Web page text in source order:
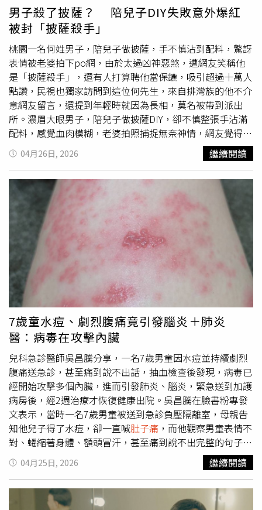
男子殺了披薩？ 陪兒子DIY失敗意外爆紅
被封「披薩殺手」
桃園一名何姓男子，陪兒子做披薩，手不慎沾到配料，驚訝
表情被老婆拍下po網，由於太過凶神惡煞，遭網友笑稱他
是「披薩殺手」，還有人打算聘他當保鑣，吸引超過十萬人
點讚，民視也獨家訪問到這位何先生，來自排灣族的他不介
意網友留言，還提到年輕時就因為長相，莫名被帶到派出
所。濃眉大眼男子，陪兒子做披薩DIY，卻不慎整張手沾滿
配料，感覺血肉模糊，老婆拍照捕捉無奈神情，網友覺得超
好笑，留言說你像是要把披薩殺了，是剛殺了一個披薩嗎？
還kuso說殺了披薩不能殺我喔。"披薩大叔"何孟家：「要
壓披薩，結果我先把佐料放上去了，（壓完再放）對是壓完
再放，（披薩還能吃嗎）我吃了呵呵。」親子日常意外爆
紅，吸引超過10萬人按讚，海量留言讓人笑到肚子痛 ，說為
何看到照片直發冷汗？能理解跟你在一起的安全感。桃園一
名何姓男子，陪兒子做披薩，手不慎沾到配料，驚訝表情被
老婆拍下po網，由於太過凶神惡煞，遭網友笑稱他是「披
薩殺手」。（圖／翻攝當事人社群）下次小孩遭霸凌，可以
聘請你站在我身旁嗎？甚至有人搭配手勢，是八百萬就會放
人媽？眼睛大大的比鬼王鍾馗更鍾馗，何先生也配合去跟門
神合照，相當歡樂，走在路上還被認出他就是披薩殺
手。"披薩大叔"何孟家：「有時候因為我工作，表情會很嚴
肅，跟小孩子一起玩，有時候歡笑也是會，只是說因為，有
時候過度認真的時候，眼神就會皺起來。」40歲的何孟家從
事裝潢，和太太都是屏東北漂桃園的排灣族青年，幸福四口
之家，因為自己濃眉大、加上不笑，表情立刻轉為凶狠，沒
想到、意外爆紅，更讓他憶起年輕往事。桃園一名何姓男
子，陪兒子做披薩，手不慎沾到配料，驚訝表情被老婆拍下
po網，由於太過凶神惡煞，遭網友笑稱他是「披薩殺
手」。（圖／民視新聞）桃園一名何姓男子，陪兒子做披
薩，手不慎沾到配料，驚訝表情被老婆拍下po網，由於太
過凶神惡煞，遭網友笑稱他是「披薩殺手」。（圖／翻攝當
事人社群）"披薩大叔"何孟家：「因為我高中走在路上，就
被警察攔檢，就直接上手銬，我也不知道為什麼上手銬，沒
有他們就誤會解釋清楚，因為我到派出所了，就直接解開我
04月26日, 2026 繼續閱讀
7歲童水痘、劇烈腹痛竟引發腦炎＋肺炎
醫：病毒在攻擊內臟
兒科急診醫師吳昌騰分享，一名7歲男童因水痘並持續劇烈
腹痛送急診，甚至痛到說不出話，抽血檢查後發現，病毒已
經開始攻擊多個內臟，進而引發肺炎、腦炎，緊急送到加護
病房後，經2週治療才恢復健康出院。吳昌騰在臉書粉專發
文表示，當時一名7歲男童被送到急診負壓隔離室，母親告
知他兒子得了水痘，卻一直喊肚子痛 ，而他觀察男童表情不
對、蜷縮著身體、額頭冒汗，甚至痛到說不出完整的句子，
只能施打止痛針才能緩解。吳昌騰說明，水痘常見症狀是發
燒、紅疹、搔癢，幾天後若沒有併發症就會好，但這名男童
卻出現異常疼痛的狀況，經過抽血檢驗，發現男童肝指數飆
到異常高，胰臟酵素也高，研判不是單純的水痘，而是「瀰
04月25日, 2026 繼續閱讀